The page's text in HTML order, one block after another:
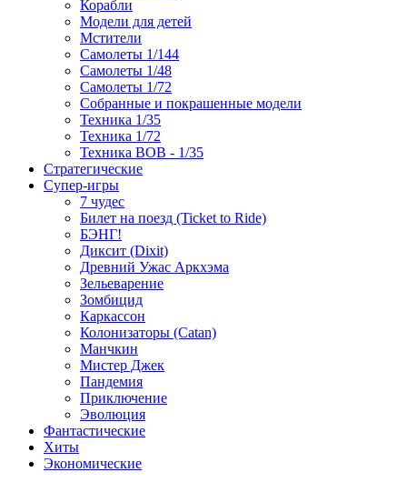
Корабли
Модели для детей
Мстители
Самолеты 1/144
Самолеты 1/48
Самолеты 1/72
Собранные и покрашенные модели
Техника 1/35
Техника 1/72
Техника ВОВ - 1/35
Стратегические
Супер-игры
7 чудес
Билет на поезд (Ticket to Ride)
БЭНГ!
Диксит (Dixit)
Древний Ужас Аркхэма
Зельеварение
Зомбицид
Каркассон
Колонизаторы (Catan)
Манчкин
Мистер Джек
Пандемия
Приключение
Эволюция
Фантастические
Хиты
Экономические